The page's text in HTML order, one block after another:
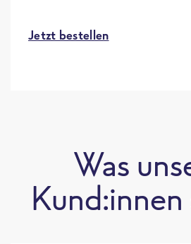
Jetzt bestellen
Was
Kund:innen